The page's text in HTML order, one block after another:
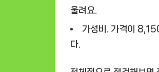
울려요.
가성비.
가격이
다.